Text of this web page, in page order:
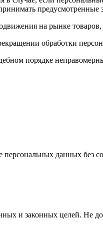
на рынке товаров,
обработки
порядке
данных без
и законных целей. Не